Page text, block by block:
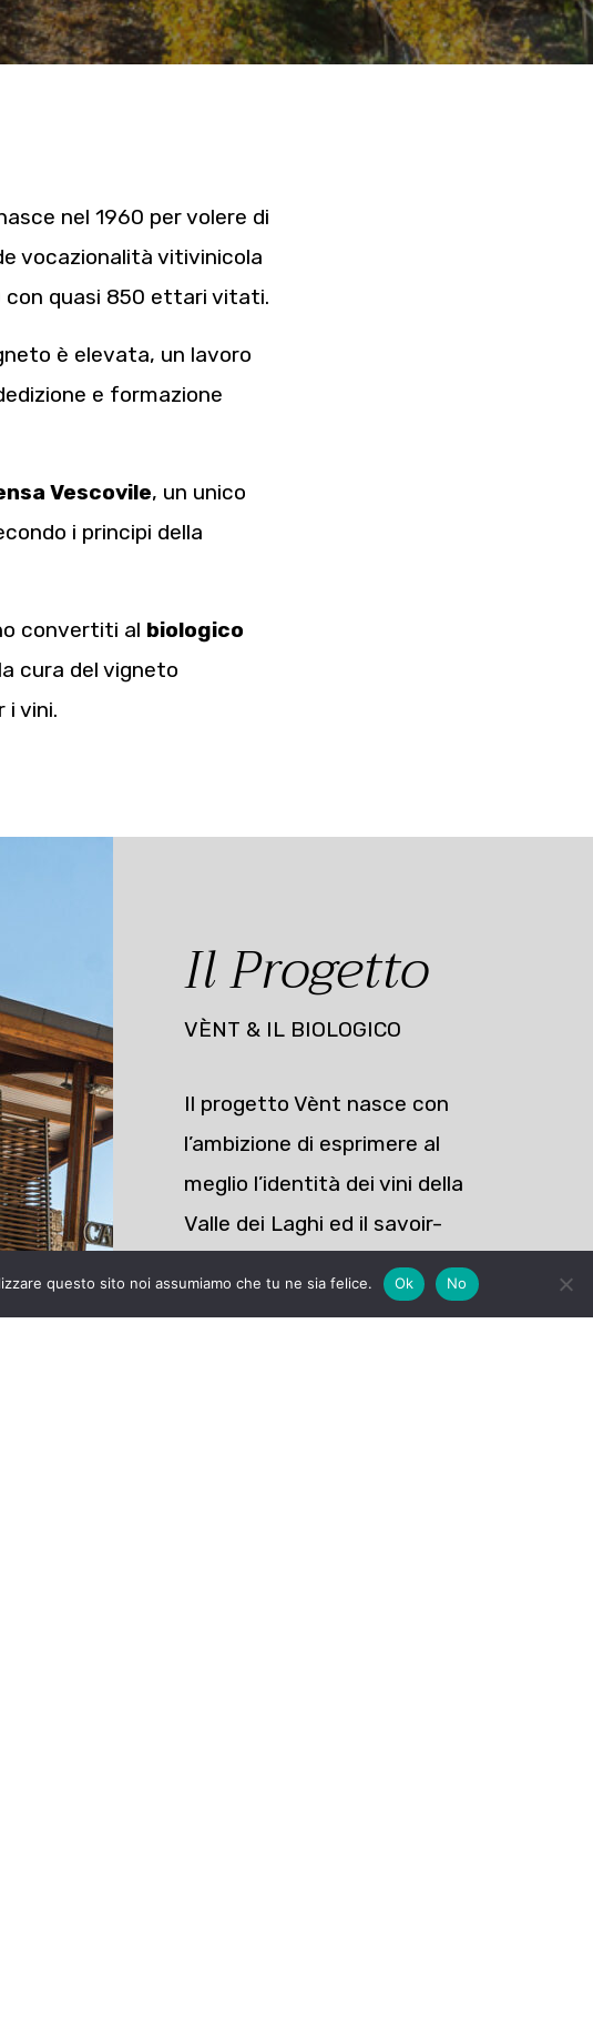
nel 1960 per volere di
vocazionalità vitivinicola
con quasi 850 ettari vitati.
è elevata, un lavoro
e formazione
Vescovile, un unico
i principi della
convertiti al biologico
cura del vigneto
i vini.
Il Progetto
VÈNT & IL BIOLOGICO
Il progetto Vènt nasce con
l’ambizione di esprimere al
meglio l’identità dei vini della
Valle dei Laghi ed il savoir-
faire di Cantina Toblino, il
biologico inteso come
questo sito noi assumiamo che tu ne sia felice. Ok No